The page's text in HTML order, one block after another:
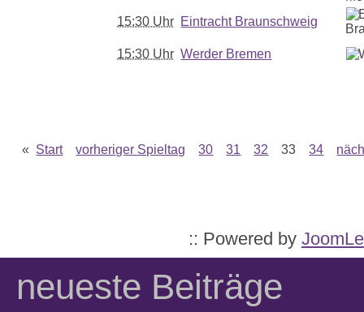
15:30 Uhr Eintracht Braunschweig
15:30 Uhr Werder Bremen
« Start vorheriger Spieltag 30 31 32 3334
:: Powered by
neueste Beiträge